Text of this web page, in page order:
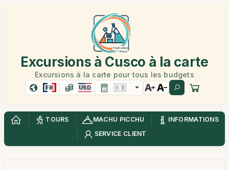
Excursions à Cusco à la carte
Excursions à la carte pour tous les budgets
FR USD
TOURS MACHU PICCHU
INFORMATIONS
SERVICE CLIENT